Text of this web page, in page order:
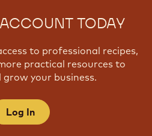
TODAY
to professional recipes,
practical resources to
grow your business.
Log In